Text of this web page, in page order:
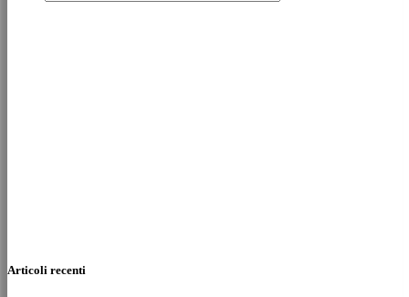
Articoli recenti